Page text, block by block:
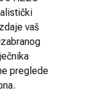
vaš
preglede